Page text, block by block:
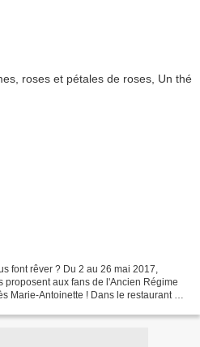
font rêver ? Du 2 au 26 mai 2017,
proposent aux fans de l'Ancien Régime
Marie-Antoinette ! Dans le restaurant 1